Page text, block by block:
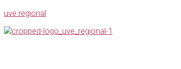
uve regional